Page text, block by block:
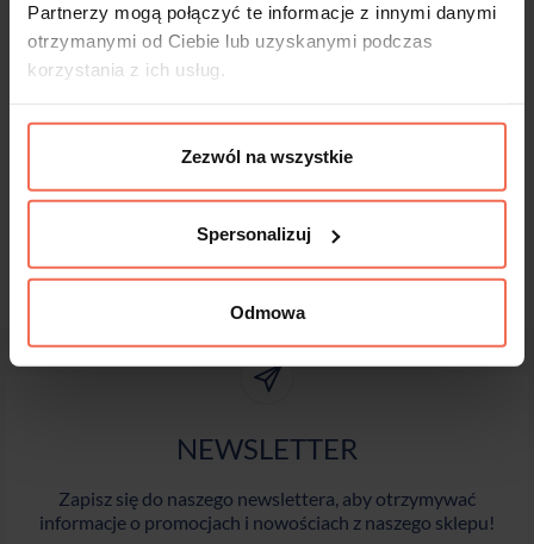
Partnerzy mogą połączyć te informacje z innymi danymi
otrzymanymi od Ciebie lub uzyskanymi podczas
korzystania z ich usług.
Zezwól na wszystkie
Spersonalizuj
Odmowa
Dane techniczne
NEWSLETTER
Zapisz się do naszego newslettera, aby otrzymywać
informacje o promocjach i nowościach z naszego sklepu!